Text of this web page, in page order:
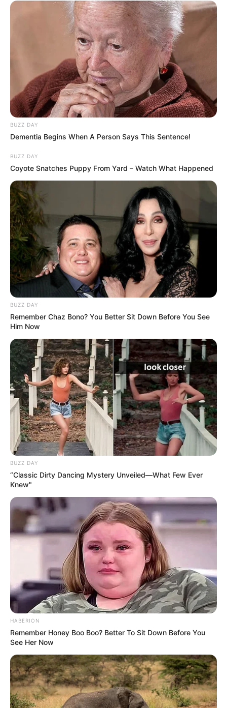
BUZZ DAY
Dementia Begins When A Person Says This Sentence!
BUZZ DAY
Coyote Snatches Puppy From Yard – Watch What Happened
BUZZ DAY
Remember Chaz Bono? You Better Sit Down Before You See
Him Now
BUZZ DAY
“Classic Dirty Dancing Mystery Unveiled—What Few Ever
Knew"
HABERION
Remember Honey Boo Boo? Better To Sit Down Before You
See Her Now